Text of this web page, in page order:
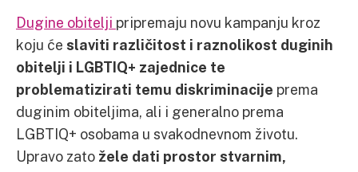
Dugine obitelji pripremaju novu kampanju kroz
koju će slaviti različitost i raznolikost duginih
obitelji i LGBTIQ+ zajednice te
problematizirati temu diskriminacije prema
duginim obiteljima, ali i generalno prema
LGBTIQ+ osobama u svakodnevnom životu.
Upravo zato žele dati prostor stvarnim,